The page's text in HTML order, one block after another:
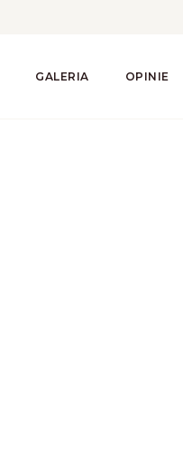
GALERIA OPINIE